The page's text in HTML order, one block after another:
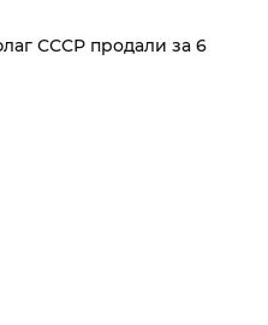
СССР продали за 6